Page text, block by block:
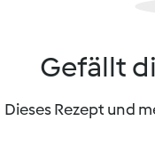
Gefällt
Dieses Rezept und